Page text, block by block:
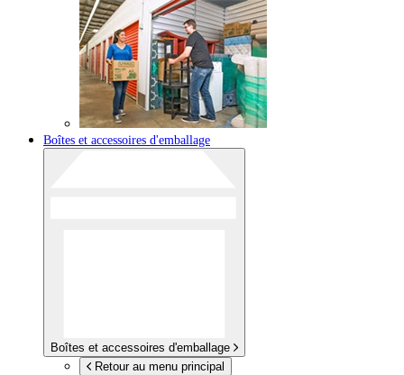
Boîtes et accessoires d'emballage
Boîtes et accessoires d'emballage
Retour au menu principal